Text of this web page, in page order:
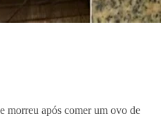
morreu após comer um ovo de